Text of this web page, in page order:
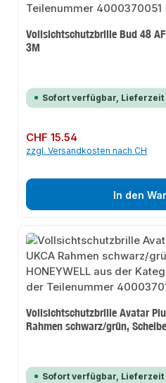
Vollsichtschutzbrille Bud 48
3M
Sofort verfügbar, Lieferzeit
Regulärer Preis:
CHF 15.54
zzgl. Versandkosten nach CH
In den
Vollsichtschutzbrille Avatar
Rahmen schwarz/grün,
Sofort verfügbar, Lieferzeit